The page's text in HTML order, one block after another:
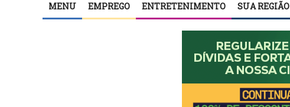
MENU EMPREGO ENTRETENIMENTO SUA REGIÃO